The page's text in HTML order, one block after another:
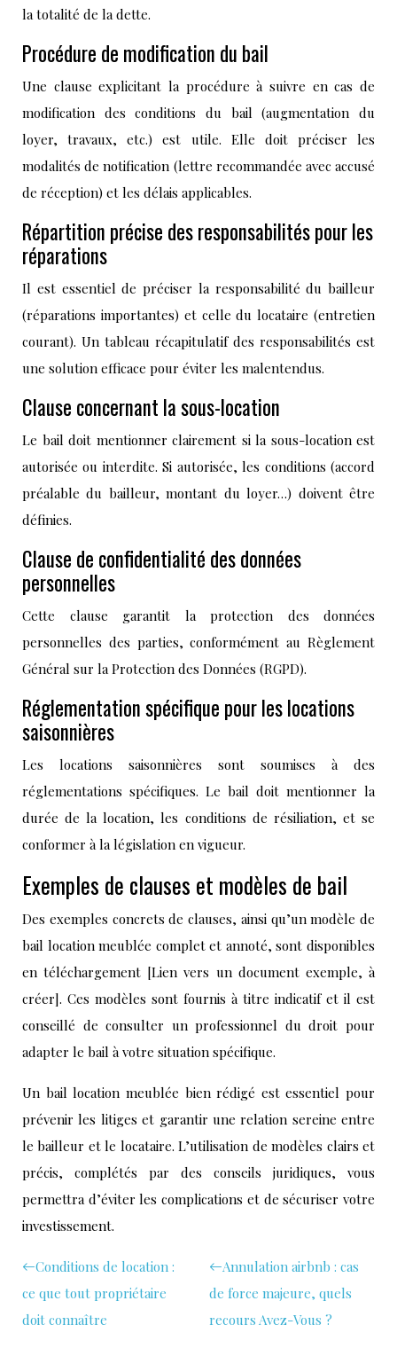
la totalité de la dette.
Procédure de modification du bail
Une clause explicitant la procédure à suivre en cas de
modification des conditions du bail (augmentation du
loyer, travaux, etc.) est utile. Elle doit préciser les
modalités de notification (lettre recommandée avec accusé
de réception) et les délais applicables.
Répartition précise des responsabilités pour les
réparations
Il est essentiel de préciser la responsabilité du bailleur
(réparations importantes) et celle du locataire (entretien
courant). Un tableau récapitulatif des responsabilités est
une solution efficace pour éviter les malentendus.
Clause concernant la sous-location
Le bail doit mentionner clairement si la sous-location est
autorisée ou interdite. Si autorisée, les conditions (accord
préalable du bailleur, montant du loyer…) doivent être
définies.
Clause de confidentialité des données
personnelles
Cette clause garantit la protection des données
personnelles des parties, conformément au Règlement
Général sur la Protection des Données (RGPD).
Réglementation spécifique pour les locations
saisonnières
Les locations saisonnières sont soumises à des
réglementations spécifiques. Le bail doit mentionner la
durée de la location, les conditions de résiliation, et se
conformer à la législation en vigueur.
Exemples de clauses et modèles de bail
Des exemples concrets de clauses, ainsi qu’un modèle de
bail location meublée complet et annoté, sont disponibles
en téléchargement [Lien vers un document exemple, à
créer]. Ces modèles sont fournis à titre indicatif et il est
conseillé de consulter un professionnel du droit pour
adapter le bail à votre situation spécifique.
Un bail location meublée bien rédigé est essentiel pour
prévenir les litiges et garantir une relation sereine entre
le bailleur et le locataire. L’utilisation de modèles clairs et
précis, complétés par des conseils juridiques, vous
permettra d’éviter les complications et de sécuriser votre
investissement.
Conditions de location :
ce que tout propriétaire
doit connaître
Annulation airbnb : cas
de force majeure, quels
recours Avez-Vous ?